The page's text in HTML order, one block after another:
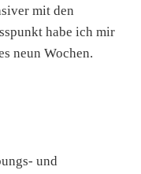
mit den
habe ich mir
neun Wochen.
und